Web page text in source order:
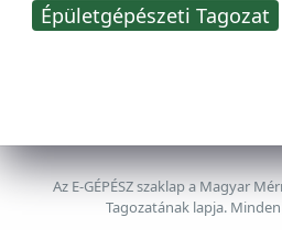
Épületgépészeti Tagozat
Az E-GÉPÉSZ szaklap a Magyar
Tagozatának lapja.